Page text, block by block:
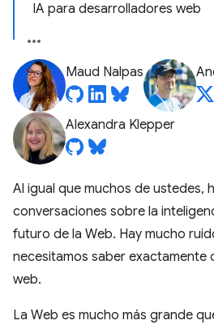
IA para desarrolladores web
Maud Nalpas
Alexandra Klepper
Al igual que muchos de ustedes,
conversaciones sobre la
futuro de la Web. Hay mucho
necesitamos saber exactamente
web.
La Web es mucho más grande